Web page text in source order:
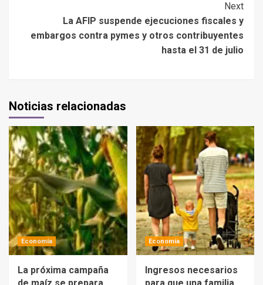
Next
La AFIP suspende ejecuciones fiscales y
embargos contra pymes y otros contribuyentes
hasta el 31 de julio
Noticias relacionadas
Economía
La próxima campaña
Economía
Ingresos necesarios